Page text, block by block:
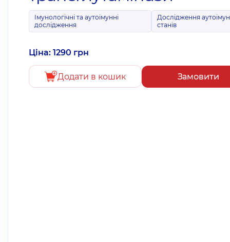
Імунологічні та аутоімунні
дослідження
Дослідження
станів
Ціна: 1290 грн
Додати в кошик Замовити